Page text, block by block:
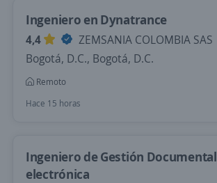
Ingeniero en Dynatrance
4,4
ZEMSANIA COLOMBIA SAS
Bogotá, D.C., Bogotá, D.C.
Remoto
Hace 15 horas
Ingeniero de Gestión Documental
electrónica